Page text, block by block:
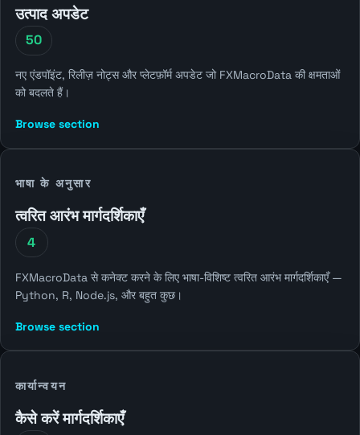
उत्पाद अपडेट
50
नए एंडपॉइंट, रिलीज़ नोट्स और प्लेटफ़ॉर्म अपडेट जो FXMacroData की क्षमताओं
को बदलते हैं।
Browse section
भाषा के अनुसार
त्वरित आरंभ मार्गदर्शिकाएँ
4
FXMacroData से कनेक्ट करने के लिए भाषा-विशिष्ट त्वरित आरंभ मार्गदर्शिकाएँ —
Python, R, Node.js, और बहुत कुछ।
Browse section
कार्यान्वयन
कैसे करें मार्गदर्शिकाएँ